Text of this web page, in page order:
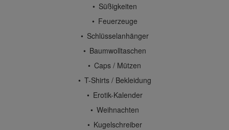
Süßigkeiten
Feuerzeuge
Schlüsselanhänger
Baumwolltaschen
Caps / Mützen
T-Shirts / Bekleidung
Erotik-Kalender
Weihnachten
Kugelschreiber